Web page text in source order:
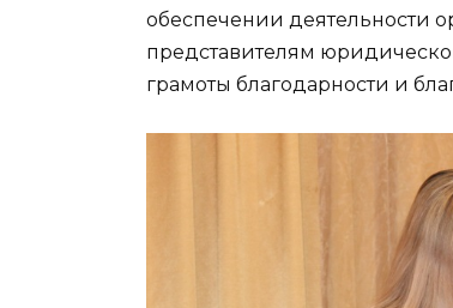
обеспечении деятельности
представителям
грамоты благодарности и